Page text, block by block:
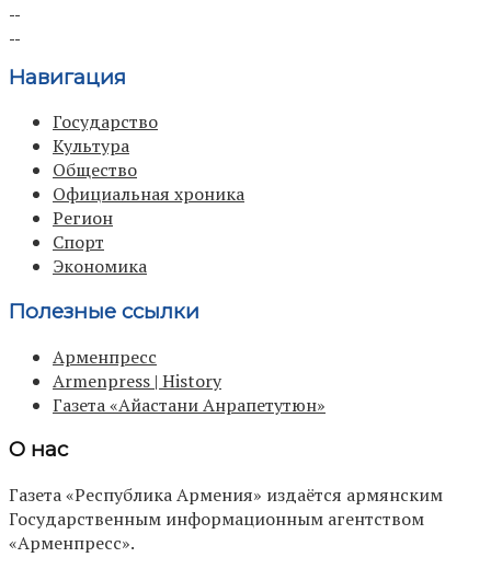
Навигация
Государство
Культура
Общество
Официальная хроника
Регион
Спорт
Экономика
Полезные ссылки
Арменпресс
Armenpress | History
Газета «Айастани Анрапетутюн»
О нас
Газета «Республика Армения» издаётся армянским
Государственным информационным агентством
«Арменпресс».